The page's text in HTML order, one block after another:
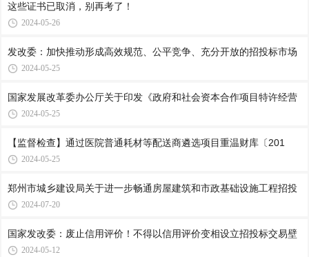
这些证书已取消，别再考了！
2024-05-26
发改委：加快推动形成高效规范、公平竞争、充分开放的招投标市场
2024-05-25
国家发展改革委办公厅关于印发《政府和社会资本合作项目特许经营
2024-05-25
【监督检查】通过医院普通耗材等配送商遴选项目重温财库〔201
2024-05-25
郑州市城乡建设局关于进一步畅通房屋建筑和市政基础设施工程招投
2024-07-20
国家发改委：废止信用评价！不得以信用评价变相设立招投标交易壁
2024-05-12